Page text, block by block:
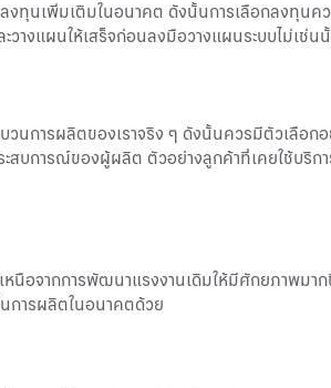
ทุนเพิ่มเติมในอนาคต ดังนั้นการเลือกลงทุนค
งแผนให้เสร็จก่อนลงมือวางแผนระบบไม่เช่น
วนการผลิตของเราจริง ๆ ดังนั้นควรมีตัวเลือ
สบการณ์ของผู้ผลิต ตัวอย่างลูกค้าที่เคยใช้บริ
จากการพัฒนาแรงงานเดิมให้มีศักยภาพมา
การผลิตในอนาคตด้วย